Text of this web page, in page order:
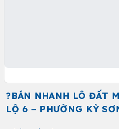
?BÁN NHANH LÔ ĐẤT
LỘ 6 – PHƯỜNG KỲ